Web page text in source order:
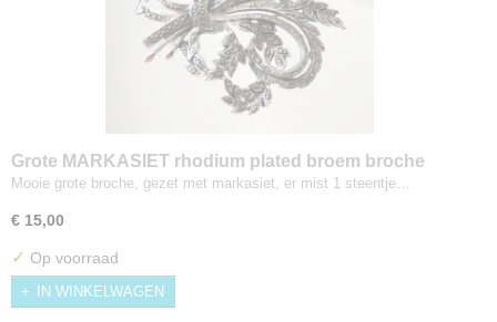
Grote MARKASIET rhodium plated broem broche
Mooie grote broche, gezet met markasiet, er mist 1 steentje…
€ 15,00
✓ Op voorraad
IN WINKELWAGEN